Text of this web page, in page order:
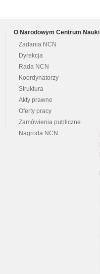
O Narodowym Centrum Nauki
Zadania NCN
Dyrekcja
Rada NCN
Koordynatorzy
Struktura
Akty prawne
Oferty pracy
Zamówienia publiczne
Nagroda NCN